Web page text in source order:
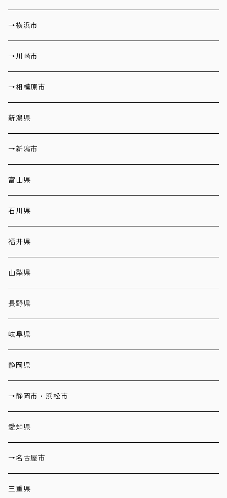
→横浜市
→川崎市
→相模原市
新潟県
→新潟市
富山県
石川県
福井県
山梨県
長野県
岐阜県
静岡県
→静岡市・浜松市
愛知県
→名古屋市
三重県